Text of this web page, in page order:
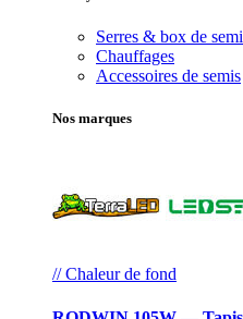
Serres & box de
Chauffages
Accessoires de semis
Nos marques
// Chaleur de fond